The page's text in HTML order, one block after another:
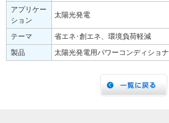
アプリケー
ション
太陽光発電
テーマ
省エネ･創エネ、環境負荷軽減
製品
太陽光発電用パワーコンディショナ